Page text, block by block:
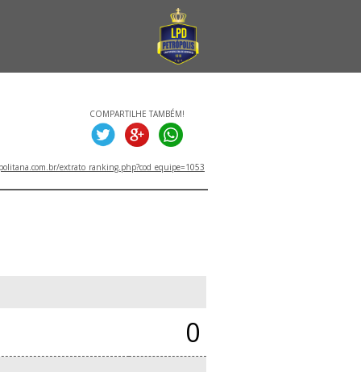
COMPARTILHE TAMBÉM!
extrato_ranking.php?cod_equipe=1053
0